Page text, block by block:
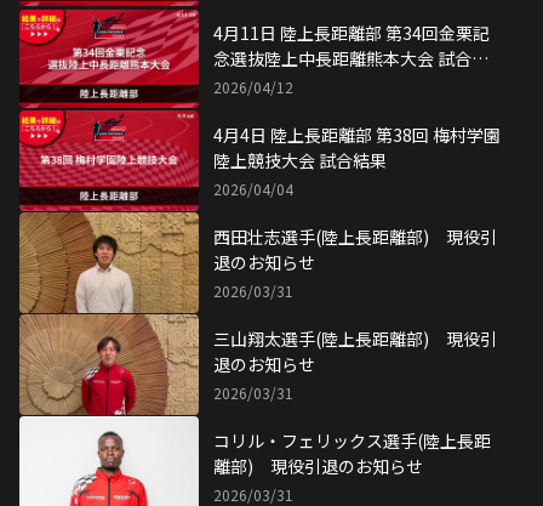
4月11日 陸上長距離部 第34回金栗記
念選抜陸上中長距離熊本大会 試合結
果
2026/04/12
4月4日 陸上長距離部 第38回 梅村学園
陸上競技大会 試合結果
2026/04/04
西田壮志選手(陸上長距離部) 現役引
退のお知らせ
2026/03/31
三山翔太選手(陸上長距離部) 現役引
退のお知らせ
2026/03/31
コリル・フェリックス選手(陸上長距
離部) 現役引退のお知らせ
2026/03/31